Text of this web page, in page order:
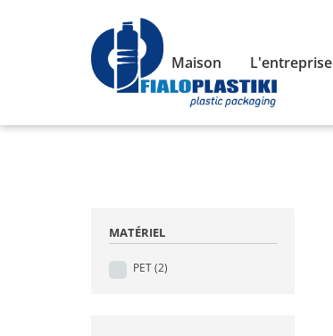
Maison L'entreprise
MATÉRIEL
PET(2)